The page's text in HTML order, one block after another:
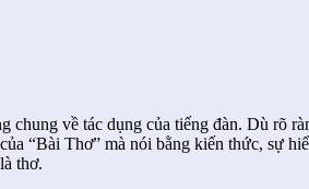
chung về tác dụng của tiếng đàn. Dù rõ
“Bài Thơ” mà nói bằng kiến thức, sự
thơ.